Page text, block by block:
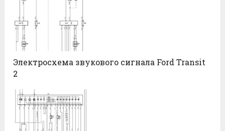
Электросхема звукового сигнала Ford Transit
2